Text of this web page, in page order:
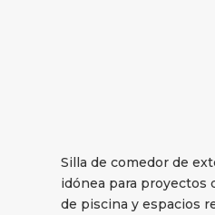
Silla de comedor de
idónea para proyectos
de piscina y espacios